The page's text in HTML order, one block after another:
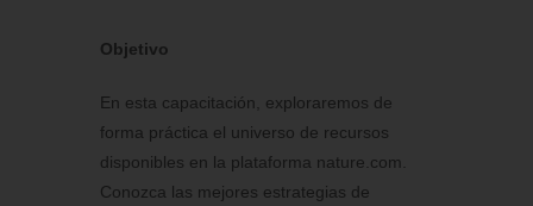
Objetivo
En esta capacitación, exploraremos de
forma práctica el universo de recursos
disponibles en la plataforma nature.com.
Conozca las mejores estrategias de